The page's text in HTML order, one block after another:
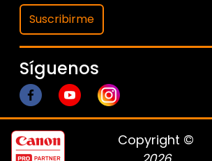
Suscribirme
Síguenos
Copyright ©